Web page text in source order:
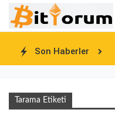
Son Haberler
Tarama Etiketi